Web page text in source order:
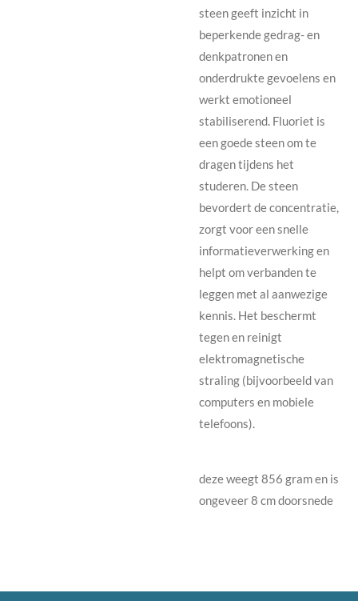
steen geeft inzicht in
beperkende gedrag- en
denkpatronen en
onderdrukte gevoelens en
werkt emotioneel
stabiliserend. Fluoriet is
een goede steen om te
dragen tijdens het
studeren. De steen
bevordert de concentratie,
zorgt voor een snelle
informatieverwerking en
helpt om verbanden te
leggen met al aanwezige
kennis. Het beschermt
tegen en reinigt
elektromagnetische
straling (bijvoorbeeld van
computers en mobiele
telefoons).
deze weegt 856 gram en is
ongeveer 8 cm doorsnede